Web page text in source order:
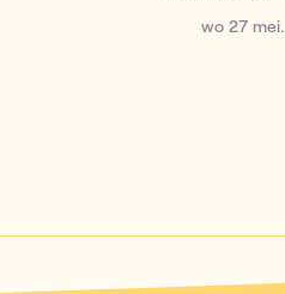
wo 27 mei.